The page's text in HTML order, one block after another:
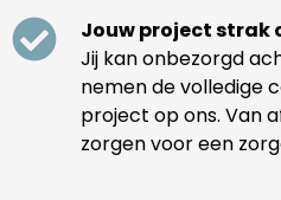
Jouw project strak
Jij kan onbezorgd
nemen de volledige
project op ons. Van
zorgen voor een